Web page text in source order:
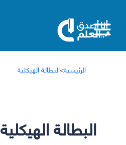
الرئيسية>البطالة الهيكلية
البطالة الهيكلية